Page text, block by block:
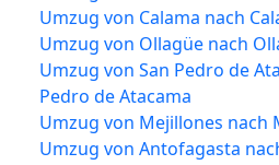
Umzug von Calama nach
Umzug von Ollagüe nach
Umzug von San Pedro de
Pedro de Atacama
Umzug von Mejillones nach
Umzug von Antofagasta